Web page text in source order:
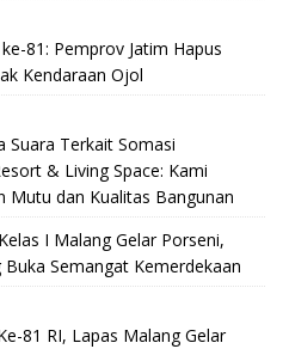
81: Pemprov Jatim Hapus
Kendaraan Ojol
Suara Terkait Somasi
& Living Space: Kami
Mutu dan Kualitas Bangunan
I Malang Gelar Porseni,
Semangat Kemerdekaan
81 RI, Lapas Malang Gelar